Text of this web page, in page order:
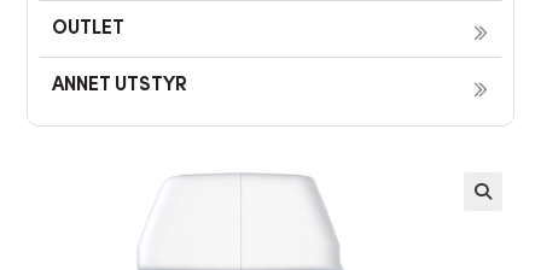
OUTLET
ANNET UTSTYR